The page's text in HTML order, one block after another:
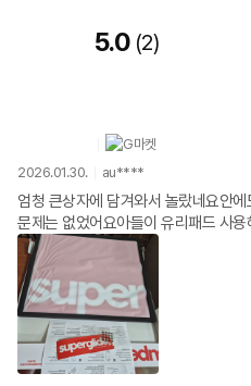
5.0 2
2026.01.30. au****
엄청 큰상자에 담겨와서 놀랐네요안
문제는 없었어요아들이 유리패드 사